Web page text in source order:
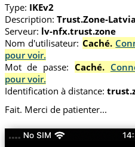
Type: IKEv2
Description: Trust.Zone-
Serveur: lv-nfx.trust.zone
Nom d'utilisateur: Caché.
pour voir.
Mot de passe: Caché.
pour voir.
Identification à distance:
Fait. Merci de patienter...